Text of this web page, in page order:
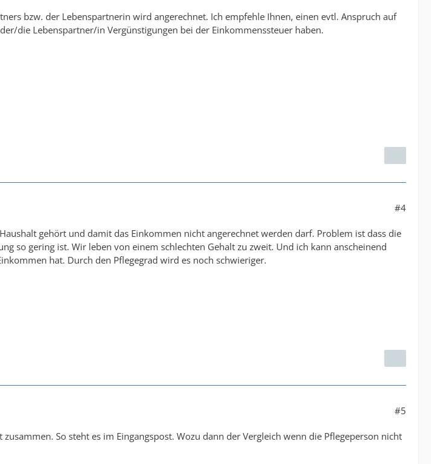
bzw. der Lebenspartnerin wird angerechnet. Ich empfehle Ihnen, einen evtl. Anspruch auf
die Lebenspartner/in Vergünstigungen bei der Einkommenssteuer haben.
#4
gehört und damit das Einkommen nicht angerechnet werden darf. Problem ist dass die
so gering ist. Wir leben von einem schlechten Gehalt zu zweit. Und ich kann anscheinend
hat. Durch den Pflegegrad wird es noch schwieriger.
#5
So steht es im Eingangspost. Wozu dann der Vergleich wenn die Pflegeperson nicht